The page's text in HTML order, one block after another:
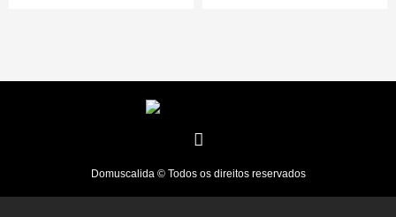
Domuscalida © Todos os direitos reservados